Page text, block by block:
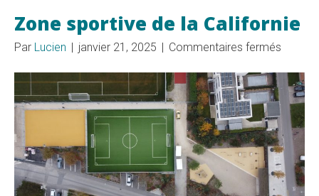
Zone sportive de la Californie
Par Lucien | janvier 21, 2025 | Commentaires fermés
de